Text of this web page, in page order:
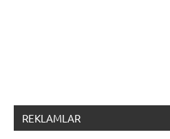
REKLAMLAR